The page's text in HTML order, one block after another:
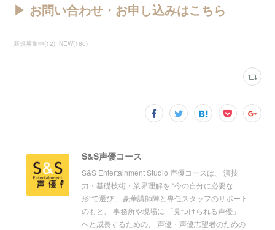
▶︎ お問い合わせ・お申し込みはこちら
新規募集中(12) NEW(180)
S&S声優コース
S&S Entertainment Studio 声優コースは、 演技
力・基礎技術・業界理解を “今の自分に必要な
形”で選び、 豪華講師陣と専任スタッフのサポート
のもと、 事務所や現場に 「見つけられる声優」
へと成長するための、 声優・声優志望者のための